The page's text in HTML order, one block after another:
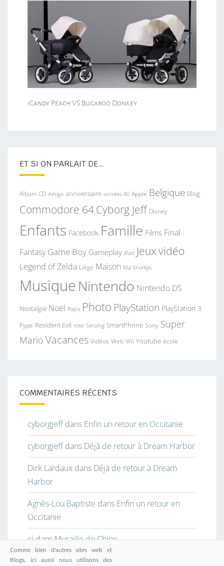
iCandy Peach VS Bugaboo Donkey
ET SI ON PARLAIT DE…
Album CD Amiga anniversaire années 80 Apple Belgique Blog
Commodore 64Cyborg Jeff Disney
Enfants Facebook Famille Films Final
Fantasy Game Boy Gameplay iPad Jeux vidéo
Legend of Zelda Liège Maison Ma Snorkys
MusiqueNintendo Nintendo DS
Nostalgie Noël Papa Photo PlayStation PlayStation 3
Pype Resident Evil rose Seraing SmartPhone Sony Super
Mario Vacances Vidéos Web Wii Youtube école
COMMENTAIRES RÉCENTS
cyborgjeffdans Enfin un retour en Occitanie
cyborgjeffdans Déjà de retour à Dream Harbor
Dirk Lardaux dans Déjà de retour à Dream
Harbor
Agnès-Lou Baptiste dans Enfin un retour en
Occitanie
cjdansMuraille de Chine
Comme bien d'autres sites web et
Blogs, ici aussi nous utilisons des